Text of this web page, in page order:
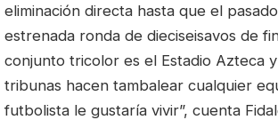
eliminación directa hasta que el
estrenada ronda de dieciseisavos de
conjunto tricolor es el Estadio Azteca
tribunas hacen tambalear cualquier
futbolista le gustaría vivir”, cuenta